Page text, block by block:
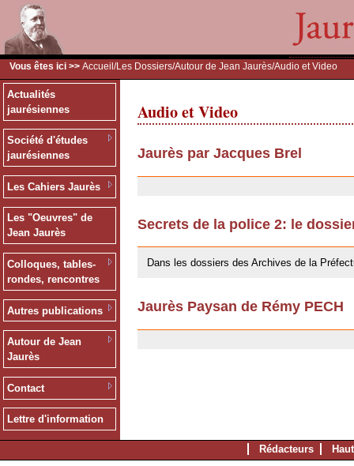
Vous êtes ici >> Accueil /Les Dossiers/Autour de Jean Jaurès/Audio et Video
Actualités
jaurésiennes
Société d'études
jaurésiennes
Les Cahiers Jaurès
Les "Oeuvres" de
Jean Jaurès
Colloques, tables-
rondes, rencontres
Autres publications
Autour de Jean
Jaurès
Contact
Lettre d'information
Audio et Video
Jaurès par Jacques Brel
Secrets de la police 2: le
Dans les dossiers des Archives de la
Jaurès Paysan de Rémy PECH
Rédacteurs